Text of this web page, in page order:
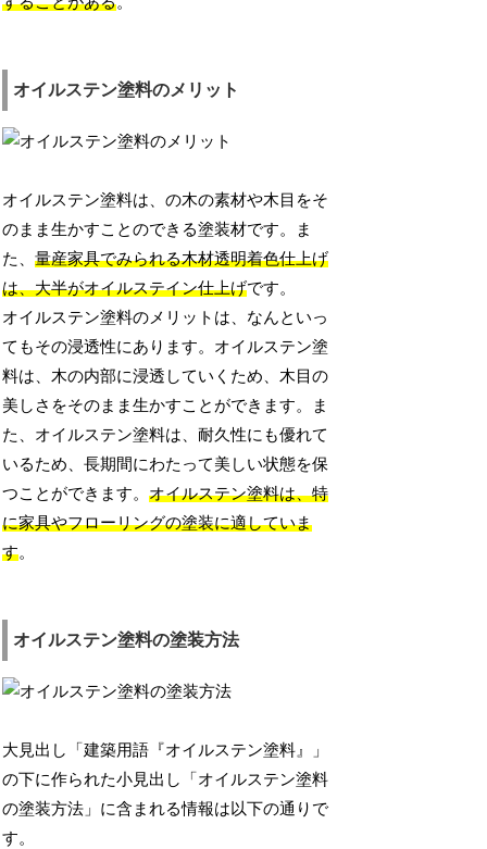
オイルステン塗料のメリット
オイルステン塗料は、の木の素材や木目をそ
のまま生かすことのできる塗装材です。ま
た、量産家具でみられる木材透明着色仕上げ
は、大半がオイルステイン仕上げです。
オイルステン塗料のメリットは、なんといっ
てもその浸透性にあります。オイルステン塗
料は、木の内部に浸透していくため、木目の
美しさをそのまま生かすことができます。ま
た、オイルステン塗料は、耐久性にも優れて
いるため、長期間にわたって美しい状態を保
つことができます。オイルステン塗料は、特
に家具やフローリングの塗装に適していま
す。
オイルステン塗料の塗装方法
大見出し「建築用語『オイルステン塗料』」
の下に作られた小見出し「オイルステン塗料
の塗装方法」に含まれる情報は以下の通りで
す。